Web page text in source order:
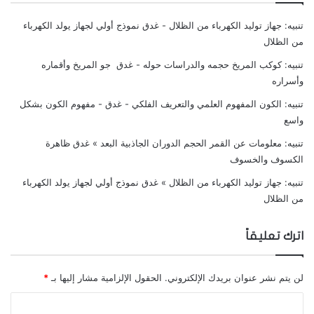
تتلألأ السماء بألوف الشهب دفعة واحدة فيحدث ما
من الشهب من جو الأرض وقد يصل بعضها إلى سطح
الأرض على شكل غبار.
تحترق فيه في طبقاته العليا وتسمى النقطة التي ينبعث
منها الشهاب النقطة الشائعة.
تنبيه: جهاز توليد الكهرباء من الظلال - غدق نموذج أولي لجهاز يولد الكهرباء
من الظلال
تنبيه:كوكب المريخ حجمه والدراسات حوله - غدق جو المريخ وأقماره
وأسراره
تنبيه: الكون المفهوم العلمي والتعريف الفلكي - غدق - مفهوم الكون بشكل
واسع
تنبيه: معلومات عن القمر الحجم الدوران الجاذبية البعد » غدق ظاهرة
الكسوف والخسوف
تنبيه: جهاز توليد الكهرباء من الظلال » غدق نموذج أولي لجهاز يولد الكهرباء
من الظلال
اترك تعليقاً
لن يتم نشر عنوان بريدك الإلكتروني. الحقول الإلزامية مشار إليها بـ *